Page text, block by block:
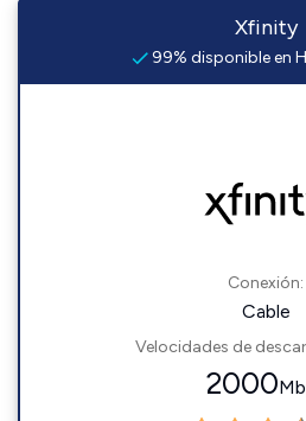
Xfinity
99% disponible en
Conexión:
Cable
Velocidades de
2000